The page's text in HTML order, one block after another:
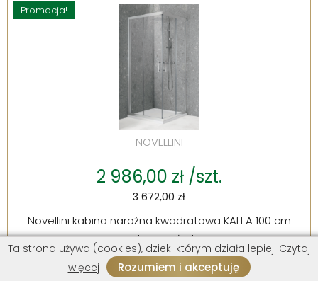
Promocja!
NOVELLINI
2 986,00 zł /szt.
3 672,00 zł
Novellini kabina narożna kwadratowa KALI A 100 cm
srebrny połysk
W magazynie
Ta strona używa (cookies), dzieki którym działa lepiej. Czytaj
więcej
Rozumiem i akceptuję